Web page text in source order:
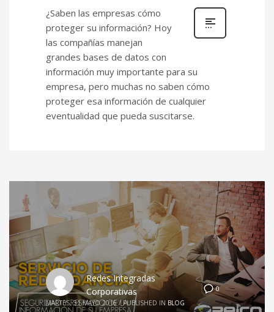
¿Saben las empresas cómo
proteger su información? Hoy
las compañías manejan
grandes bases de datos con
información muy importante para su
empresa, pero muchas no saben cómo
proteger esa información de cualquier
eventualidad que pueda suscitarse.
0
Redes Integradas
Corporativas
MARTES, 31 MAYO 2016 / PUBLISHED IN BLOG